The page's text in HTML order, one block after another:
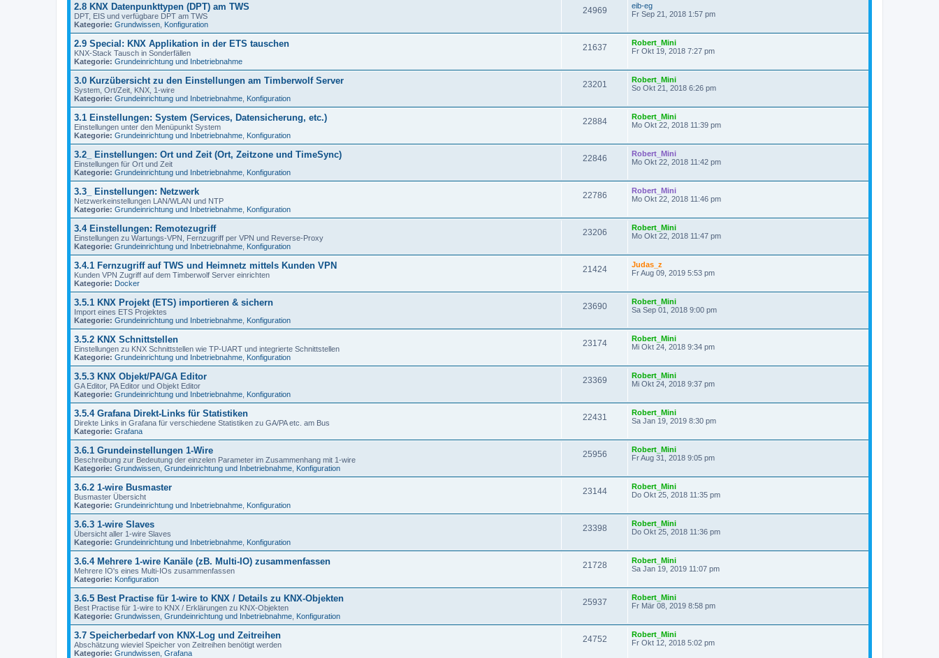
2.8 KNX Datenpunkttypen (DPT) am TWS
DPT, EIS und verfügbare DPT am TWS
Kategorie: Grundwissen Konfiguration
24969
eib-eg
Fr Sep 21, 2018 1:57 pm
2.9 Special: KNX Applikation in der ETS tauschen
KNX-Stack Tausch in Sonderfällen
Kategorie: Grundeinrichtung und Inbetriebnahme
21637
Robert_Mini
Fr Okt 19, 2018 7:27 pm
3.0 Kurzübersicht zu den Einstellungen am Timberwolf Server
System, Ort/Zeit, KNX, 1-wire
Kategorie: Grundeinrichtung und Inbetriebnahme Konfiguration
23201
Robert_Mini
So Okt 21, 2018 6:26 pm
3.1 Einstellungen: System (Services, Datensicherung, etc.)
Einstellungen unter den Menüpunkt System
Kategorie: Grundeinrichtung und Inbetriebnahme Konfiguration
22884
Robert_Mini
Mo Okt 22, 2018 11:39 pm
3.2_ Einstellungen: Ort und Zeit (Ort, Zeitzone und TimeSync)
Einstellungen für Ort und Zeit
Kategorie: Grundeinrichtung und Inbetriebnahme Konfiguration
22846
Robert_Mini
Mo Okt 22, 2018 11:42 pm
3.3_ Einstellungen: Netzwerk
Netzwerkeinstellungen LAN/WLAN und NTP
Kategorie: Grundeinrichtung und Inbetriebnahme Konfiguration
22786
Robert_Mini
Mo Okt 22, 2018 11:46 pm
3.4 Einstellungen: Remotezugriff
Einstellungen zu Wartungs-VPN, Fernzugriff per VPN und Reverse-Proxy
Kategorie: Grundeinrichtung und Inbetriebnahme Konfiguration
23206
Robert_Mini
Mo Okt 22, 2018 11:47 pm
3.4.1 Fernzugriff auf TWS und Heimnetz mittels Kunden VPN
Kunden VPN Zugriff auf dem Timberwolf Server einrichten
Kategorie: Docker
21424
Judas_z
Fr Aug 09, 2019 5:53 pm
3.5.1 KNX Projekt (ETS) importieren & sichern
Import eines ETS Projektes
Kategorie: Grundeinrichtung und Inbetriebnahme Konfiguration
23690
Robert_Mini
Sa Sep 01, 2018 9:00 pm
3.5.2 KNX Schnittstellen
Einstellungen zu KNX Schnittstellen wie TP-UART und integrierte Schnittstellen
Kategorie: Grundeinrichtung und Inbetriebnahme Konfiguration
23174
Robert_Mini
Mi Okt 24, 2018 9:34 pm
3.5.3 KNX Objekt/PA/GA Editor
GA Editor, PA Editor und Objekt Editor
Kategorie: Grundeinrichtung und Inbetriebnahme Konfiguration
23369
Robert_Mini
Mi Okt 24, 2018 9:37 pm
3.5.4 Grafana Direkt-Links für Statistiken
Direkte Links in Grafana für verschiedene Statistiken zu GA/PA etc. am Bus
Kategorie: Grafana
22431
Robert_Mini
Sa Jan 19, 2019 8:30 pm
3.6.1 Grundeinstellungen 1-Wire
Beschreibung zur Bedeutung der einzelen Parameter im Zusammenhang mit 1-wire
Kategorie: Grundwissen Grundeinrichtung und Inbetriebnahme Konfiguration
25956
Robert_Mini
Fr Aug 31, 2018 9:05 pm
3.6.2 1-wire Busmaster
Busmaster Übersicht
Kategorie: Grundeinrichtung und Inbetriebnahme Konfiguration
23144
Robert_Mini
Do Okt 25, 2018 11:35 pm
3.6.3 1-wire Slaves
Übersicht aller 1-wire Slaves
Kategorie: Grundeinrichtung und Inbetriebnahme Konfiguration
23398
Robert_Mini
Do Okt 25, 2018 11:36 pm
3.6.4 Mehrere 1-wire Kanäle (zB. Multi-IO) zusammenfassen
Mehrere IO's eines Multi-IOs zusammenfassen
Kategorie: Konfiguration
21728
Robert_Mini
Sa Jan 19, 2019 11:07 pm
3.6.5 Best Practise für 1-wire to KNX / Details zu KNX-Objekten
Best Practise für 1-wire to KNX / Erklärungen zu KNX-Objekten
Kategorie: Grundwissen Grundeinrichtung und Inbetriebnahme Konfiguration
25937
Robert_Mini
Fr Mär 08, 2019 8:58 pm
3.7 Speicherbedarf von KNX-Log und Zeitreihen
Abschätzung wieviel Speicher von Zeitreihen benötigt werden
Kategorie: Grundwissen Grafana
24752
Robert_Mini
Fr Okt 12, 2018 5:02 pm